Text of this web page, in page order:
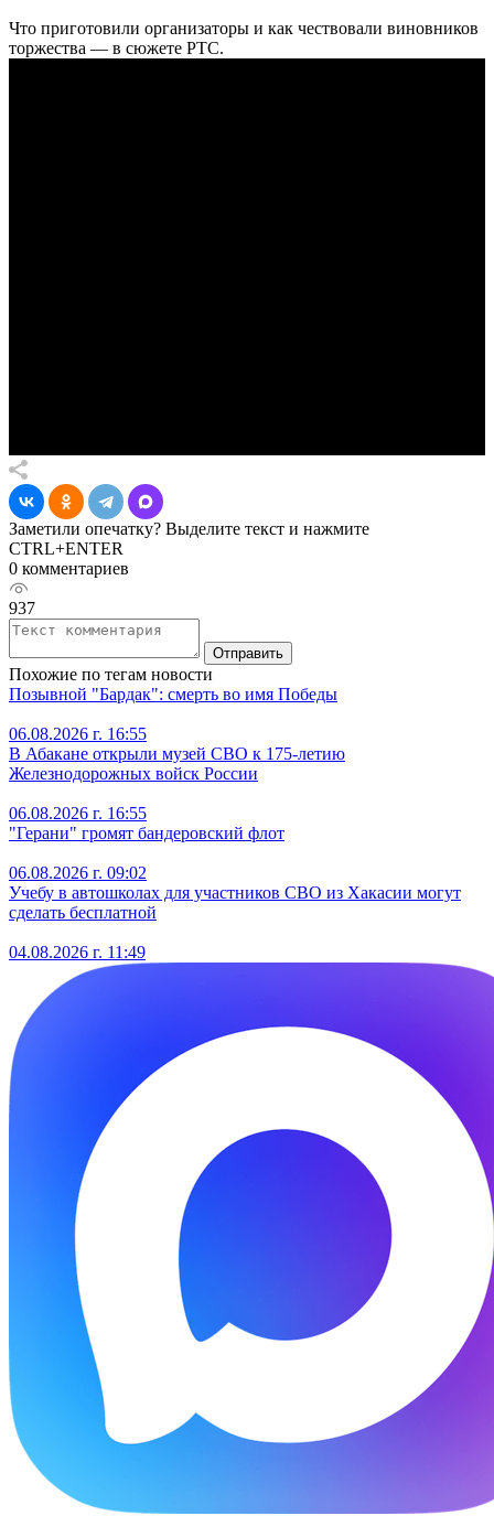
Что приготовили организаторы и как чествовали виновников
торжества — в сюжете РТС.
Заметили опечатку? Выделите текст и нажмите
CTRL+ENTER
0 комментариев
937
Отправить
Похожие по тегам новости
Позывной "Бардак": смерть во имя Победы
06.08.2026 г. 16:55
В Абакане открыли музей СВО к 175-летию
Железнодорожных войск России
06.08.2026 г. 16:55
"Герани" громят бандеровский флот
06.08.2026 г. 09:02
Учебу в автошколах для участников СВО из Хакасии могут
сделать бесплатной
04.08.2026 г. 11:49